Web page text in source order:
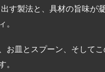
す製法と、具材の旨味が
。
お皿とスプーン、そして
。